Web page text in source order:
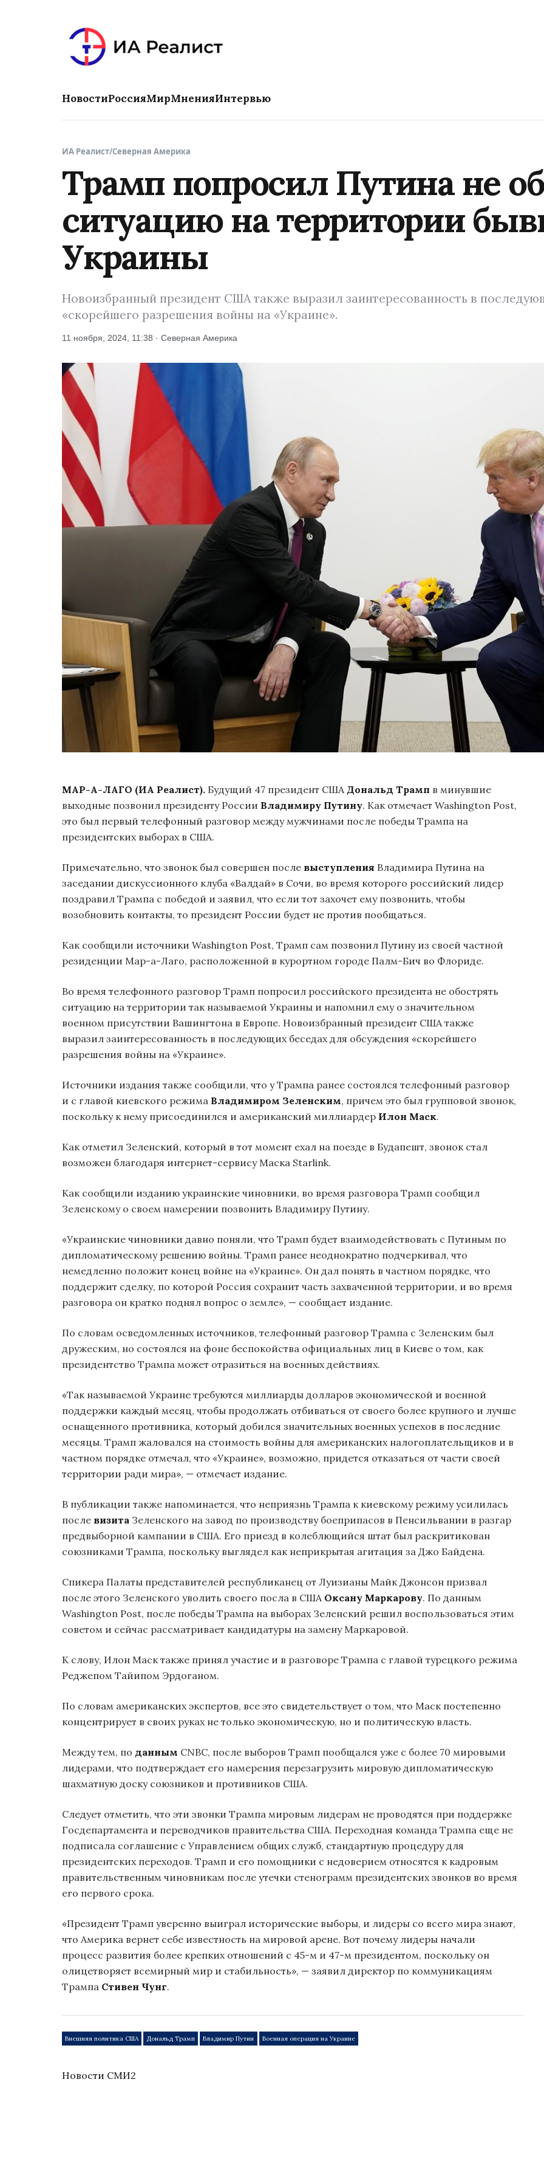
НовостиРоссияМирМненияИнтервью
ИА Реалист/Северная Америка
Трамп попросил Путина не
ситуацию на территории
Украины
Новоизбранный президент США также выразил заинтересованность в
«скорейшего разрешения войны на «Украине».
11 ноября, 2024, 11:38 · Северная Америка
МАР-А-ЛАГО (ИА Реалист). Будущий 47 президент СШАДональд Трамп в минувшие
выходные позвонил президенту России Владимиру Путину. Как отмечает Washington Post,
это был первый телефонный разговор между мужчинами после победы Трампа на
президентских выборах в США.
Примечательно, что звонок был совершен после выступления Владимира Путина на
заседании дискуссионного клуба «Валдай» в Сочи, во время которого российский лидер
поздравил Трампа с победой и заявил, что если тот захочет ему позвонить, чтобы
возобновить контакты, то президент России будет не против пообщаться.
Как сообщили источники Washington Post, Трамп сам позвонил Путину из своей частной
резиденции Мар-а-Лаго, расположенной в курортном городе Палм-Бич во Флориде.
Во время телефонного разговор Трамп попросил российского президента не обострять
ситуацию на территории так называемой Украины и напомнил ему о значительном
военном присутствии Вашингтона в Европе. Новоизбранный президент США также
выразил заинтересованность в последующих беседах для обсуждения «скорейшего
разрешения войны на «Украине».
Источники издания также сообщили, что у Трампа ранее состоялся телефонный разговор
и с главой киевского режима Владимиром Зеленским, причем это был групповой звонок,
поскольку к нему присоединился и американский миллиардер Илон Маск.
Как отметил Зеленский, который в тот момент ехал на поезде в Будапешт, звонок стал
возможен благодаря интернет-сервису Маска Starlink.
Как сообщили изданию украинские чиновники, во время разговора Трамп сообщил
Зеленскому о своем намерении позвонить Владимиру Путину.
«Украинские чиновники давно поняли, что Трамп будет взаимодействовать с Путиным по
дипломатическому решению войны. Трамп ранее неоднократно подчеркивал, что
немедленно положит конец войне на «Украине». Он дал понять в частном порядке, что
поддержит сделку, по которой Россия сохранит часть захваченной территории, и во время
разговора он кратко поднял вопрос о земле», — сообщает издание.
По словам осведомленных источников, телефонный разговор Трампа с Зеленским был
дружеским, но состоялся на фоне беспокойства официальных лиц в Киеве о том, как
президентство Трампа может отразиться на военных действиях.
«Так называемой Украине требуются миллиарды долларов экономической и военной
поддержки каждый месяц, чтобы продолжать отбиваться от своего более крупного и лучше
оснащенного противника, который добился значительных военных успехов в последние
месяцы. Трамп жаловался на стоимость войны для американских налогоплательщиков и в
частном порядке отмечал, что «Украине», возможно, придется отказаться от части своей
территории ради мира», — отмечает издание.
В публикации также напоминается, что неприязнь Трампа к киевскому режиму усилилась
после визита Зеленского на завод по производству боеприпасов в Пенсильвании в разгар
предвыборной кампании в США. Его приезд в колеблющийся штат был раскритикован
союзниками Трампа, поскольку выглядел как неприкрытая агитация за Джо Байдена.
Спикера Палаты представителей республиканец от Луизианы Майк Джонсон призвал
после этого Зеленского уволить своего посла в США Оксану Маркарову. По данным
Washington Post, после победы Трампа на выборах Зеленский решил воспользоваться этим
советом и сейчас рассматривает кандидатуры на замену Маркаровой.
К слову, Илон Маск также принял участие и в разговоре Трампа с главой турецкого режима
Реджепом Тайипом Эрдоганом.
По словам американских экспертов, все это свидетельствует о том, что Маск постепенно
концентрирует в своих руках не только экономическую, но и политическую власть.
Между тем, по данным CNBC, после выборов Трамп пообщался уже с более 70 мировыми
лидерами, что подтверждает его намерения перезагрузить мировую дипломатическую
шахматную доску союзников и противников США.
Следует отметить, что эти звонки Трампа мировым лидерам не проводятся при поддержке
Госдепартамента и переводчиков правительства США. Переходная команда Трампа еще не
подписала соглашение с Управлением общих служб, стандартную процедуру для
президентских переходов. Трамп и его помощники с недоверием относятся к кадровым
правительственным чиновникам после утечки стенограмм президентских звонков во время
его первого срока.
«Президент Трамп уверенно выиграл исторические выборы, и лидеры со всего мира знают,
что Америка вернет себе известность на мировой арене. Вот почему лидеры начали
процесс развития более крепких отношений с 45-м и 47-м президентом, поскольку он
олицетворяет всемирный мир и стабильность», — заявил директор по коммуникациям
Трампа Стивен Чунг.
Внешняя политика США Дональд Трамп Владимир Путин Военная операция на Украине
Новости СМИ2